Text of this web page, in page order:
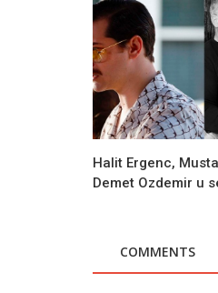
Halit Ergenc,
Demet Ozdemir u
COMMENTS